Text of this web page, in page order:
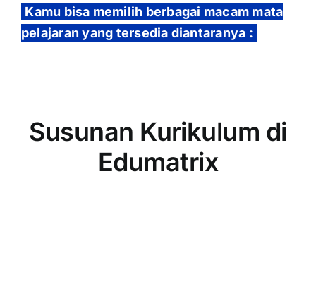
Kamu bisa memilih berbagai macam mata
pelajaran yang tersedia diantaranya :
Susunan Kurikulum di
Edumatrix